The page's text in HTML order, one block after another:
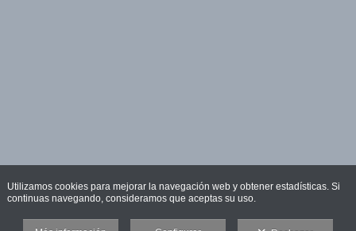
Utilizamos cookies para mejorar la navegación web y obtener estadísticas. Si
continuas navegando, consideramos que aceptas su uso.